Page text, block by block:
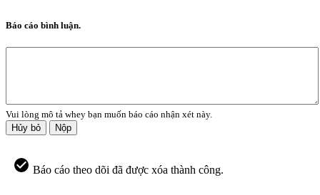
Báo cáo bình luận.
Vui lòng mô tả whey bạn muốn báo cáo nhận xét này.
Hủy bỏ
Nộp
Báo cáo theo dõi đã được xóa thành công.